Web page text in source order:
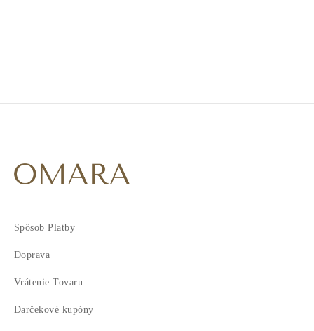
Spôsob Platby
Doprava
Vrátenie Tovaru
Darčekové kupóny